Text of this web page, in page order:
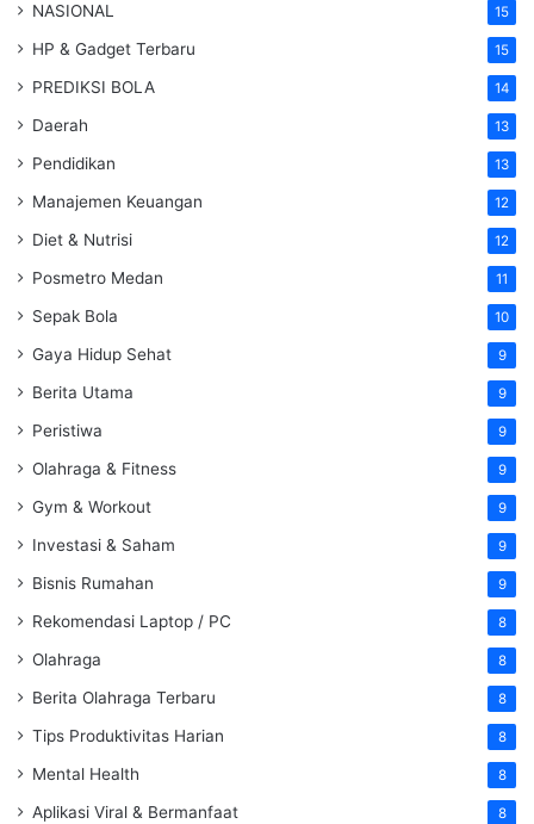
NASIONAL 15
HP & Gadget Terbaru 15
PREDIKSI BOLA 14
Daerah 13
Pendidikan 13
Manajemen Keuangan 12
Diet & Nutrisi 12
Posmetro Medan 11
Sepak Bola 10
Gaya Hidup Sehat 9
Berita Utama 9
Peristiwa 9
Olahraga & Fitness 9
Gym & Workout 9
Investasi & Saham 9
Bisnis Rumahan 9
Rekomendasi Laptop / PC 8
Olahraga 8
Berita Olahraga Terbaru 8
Tips Produktivitas Harian 8
Mental Health 8
Aplikasi Viral & Bermanfaat 8